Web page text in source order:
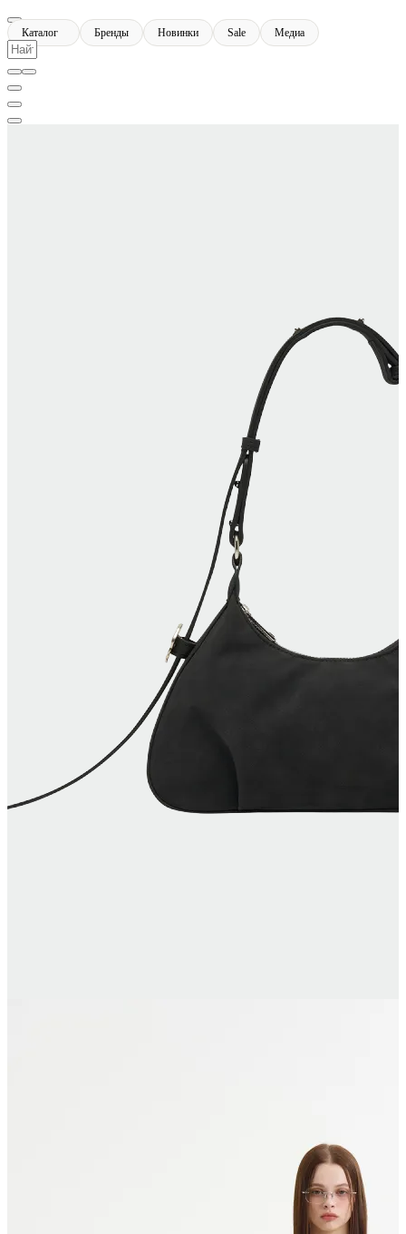
Каталог Бренды Новинки Sale Медиа